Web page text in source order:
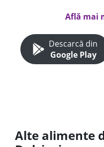
Află mai
Descarcă din
Google Play
Alte alimente